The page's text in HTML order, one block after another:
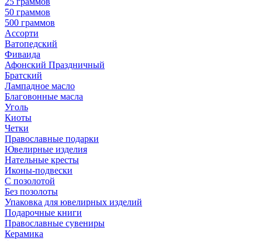
50 граммов
500 граммов
Ассорти
Ватопедский
Фиваида
Афонский Праздничный
Братский
Лампадное масло
Благовонные масла
Уголь
Киоты
Четки
Православные подарки
Ювелирные изделия
Нательные кресты
Иконы-подвески
С позолотой
Без позолоты
Упаковка для ювелирных изделий
Подарочные книги
Православные сувениры
Керамика